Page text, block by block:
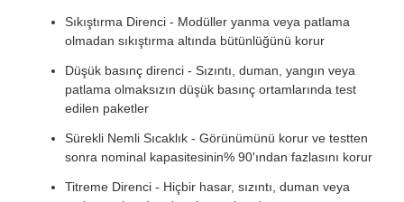
Sıkıştırma Direnci - Modüller yanma veya patlama
olmadan sıkıştırma altında bütünlüğünü korur
Düşük basınç direnci - Sızıntı, duman, yangın veya
patlama olmaksızın düşük basınç ortamlarında test
edilen paketler
Sürekli Nemli Sıcaklık - Görünümünü korur ve testten
sonra nominal kapasitesinin% 90'ından fazlasını korur
Titreme Direnci - Hiçbir hasar, sızıntı, duman veya